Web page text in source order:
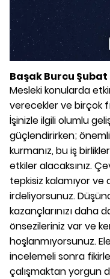
Başak Burcu Şubat
Mesleki konularda
verecekler ve birçok
İşinizle ilgili olumlu
güçlendirirken;
kurmanız, bu iş
etkiler alacaksınız.
tepkisiz kalamıyor
irdeliyorsunuz.
kazançlarınızı daha
önsezileriniz var ve
hoşlanmıyorsunuz.
incelemeli sonra
çalışmaktan yorgun